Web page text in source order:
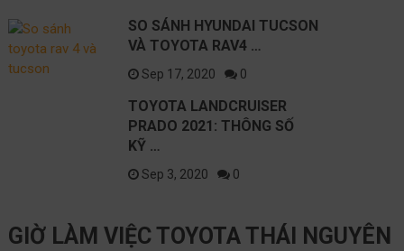
SO SÁNH HYUNDAI TUCSON
VÀ TOYOTA RAV4 …
Sep 17, 2020 0
TOYOTA LANDCRUISER
PRADO 2021: THÔNG SỐ
KỸ …
Sep 3, 2020 0
GIỜ LÀM VIỆC TOYOTA THÁI NGUYÊN